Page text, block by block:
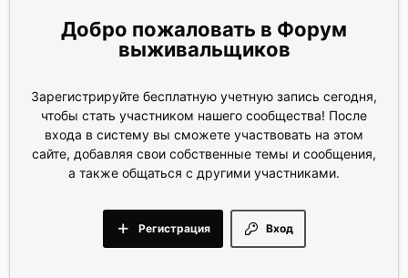
Форум
выживальщиков
Зарегистрируйте бесплатную учетную запись сегодня,
чтобы стать участником нашего сообщества! После
входа в систему вы сможете участвовать на этом
сайте, добавляя свои собственные темы и сообщения,
а также общаться с другими участниками.
Вход
Регистрация